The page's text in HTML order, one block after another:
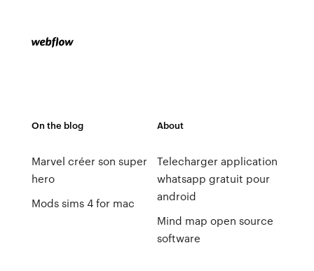
On the blog
Marvel créer son super
hero
Mods sims 4 for mac
About
Telecharger application
whatsapp gratuit pour
android
Mind map open source
software